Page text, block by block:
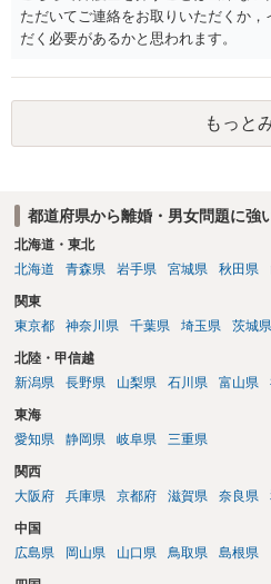
書士との協議になると思います。請
の見極めや，相手方は性交類似行為
す。 ④性交類似行為を認めているに
あれば，本人（行政書士でも同じだ
り変わらないように思います。減額
もよいように思いますが，ゼロかど
ただいてご連絡をお取りいただくか
だく必要があるかと思われます。
もっと
都道府県から離婚・男女問題に強
北海道・東北
北海道
青森県 岩手県 宮城県 秋田県
関東
東京都
神奈川県 千葉県 埼玉県 茨城県
北陸・甲信越
新潟県
長野県 山梨県 石川県 富山県
東海
愛知県
静岡県 岐阜県 三重県
関西
大阪府
兵庫県 京都府 滋賀県 奈良県
中国
広島県
岡山県 山口県 鳥取県 島根県